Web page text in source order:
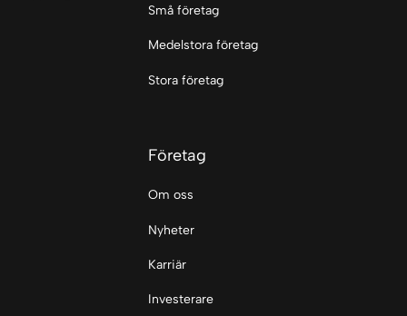
Små företag
Medelstora företag
Stora företag
Företag
Om oss
Nyheter
Karriär
Investerare